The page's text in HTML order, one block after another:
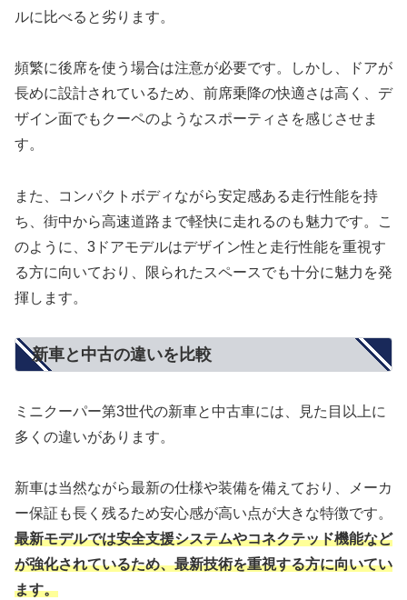
ルに比べると劣ります。
頻繁に後席を使う場合は注意が必要です。しかし、ドアが
長めに設計されているため、前席乗降の快適さは高く、デ
ザイン面でもクーペのようなスポーティさを感じさせま
す。
また、コンパクトボディながら安定感ある走行性能を持
ち、街中から高速道路まで軽快に走れるのも魅力です。こ
のように、3ドアモデルはデザイン性と走行性能を重視す
る方に向いており、限られたスペースでも十分に魅力を発
揮します。
新車と中古の違いを比較
ミニクーパー第3世代の新車と中古車には、見た目以上に
多くの違いがあります。
新車は当然ながら最新の仕様や装備を備えており、メーカ
ー保証も長く残るため安心感が高い点が大きな特徴です。
最新モデルでは安全支援システムやコネクテッド機能など
が強化されているため、最新技術を重視する方に向いてい
ます。